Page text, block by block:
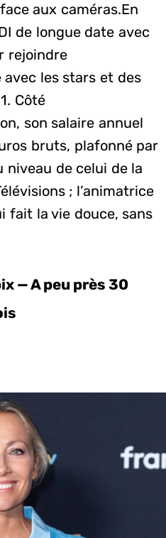
aux caméras.En
de longue date avec
rejoindre
les stars et des
Côté
son salaire annuel
bruts, plafonné par
niveau de celui de la
; l’animatrice
fait la vie douce, sans
— A peu près 30